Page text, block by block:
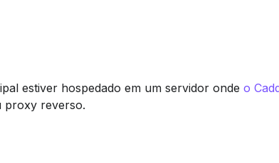
estiver hospedado em um servidor onde o
proxy reverso.